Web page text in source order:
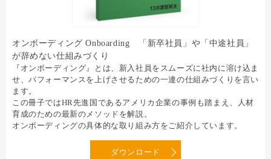
オンボーディング Onboarding 「新卒社員」や「中途社員」
が辞めない仕組みづくり
『オンボーディング』とは、新入社員をスムーズに社内に溶け込ま
せ、パフォーマンスを上げさせるための一連の仕組みづくりを言い
ます。
この冊子ではHR先進国であるアメリカ企業の事例も踏まえ、人材
育成のための最新のメソッドを解説。
オンボーディングの具体的な取り組み方をご紹介しています。
ダウンロード